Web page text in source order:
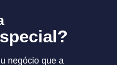
negócio que a